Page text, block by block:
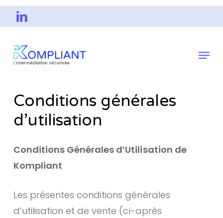
Skip
content
Voir
la
page
Linkedin
Kompliant
Menu
Conditions générales
d’utilisation
Conditions Générales d’Utilisation de
Kompliant
Les présentes conditions générales
d’utilisation et de vente (ci-après